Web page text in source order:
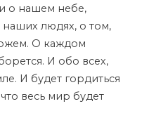
о нашем небе,
людях, о том,
О каждом
И обо всех,
И будет гордиться
весь мир будет